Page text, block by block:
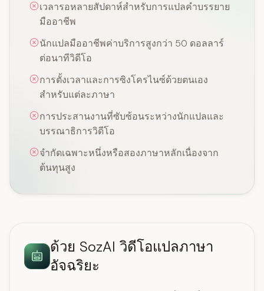
เวลารอหลายสัปดาห์สำหรับการแปลคำบรรยาย
มืออาชีพ
นักแปลมืออาชีพค่าบริการสูงกว่า 50 ดอลลาร์
ต่อนาทีวิดีโอ
การตั้งเวลาและการซิงโครไนซ์ด้วยตนเอง
สำหรับแต่ละภาษา
การประสานงานที่ซับซ้อนระหว่างนักแปลและ
บรรณาธิการวิดีโอ
จำกัดเฉพาะหนึ่งหรือสองภาษาหลักเนื่องจาก
ต้นทุนสูง
ด้วย SozAI วิดีโอแปลภาษา
อัจฉริยะ